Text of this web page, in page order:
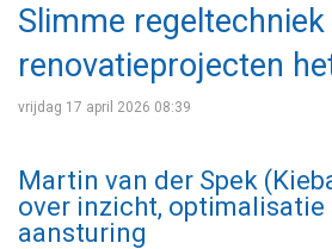
Slimme
renovatieprojecten
vrijdag 17 april 2026 08:39
Martin van der Spek
over inzicht, optimalisatie
aansturing